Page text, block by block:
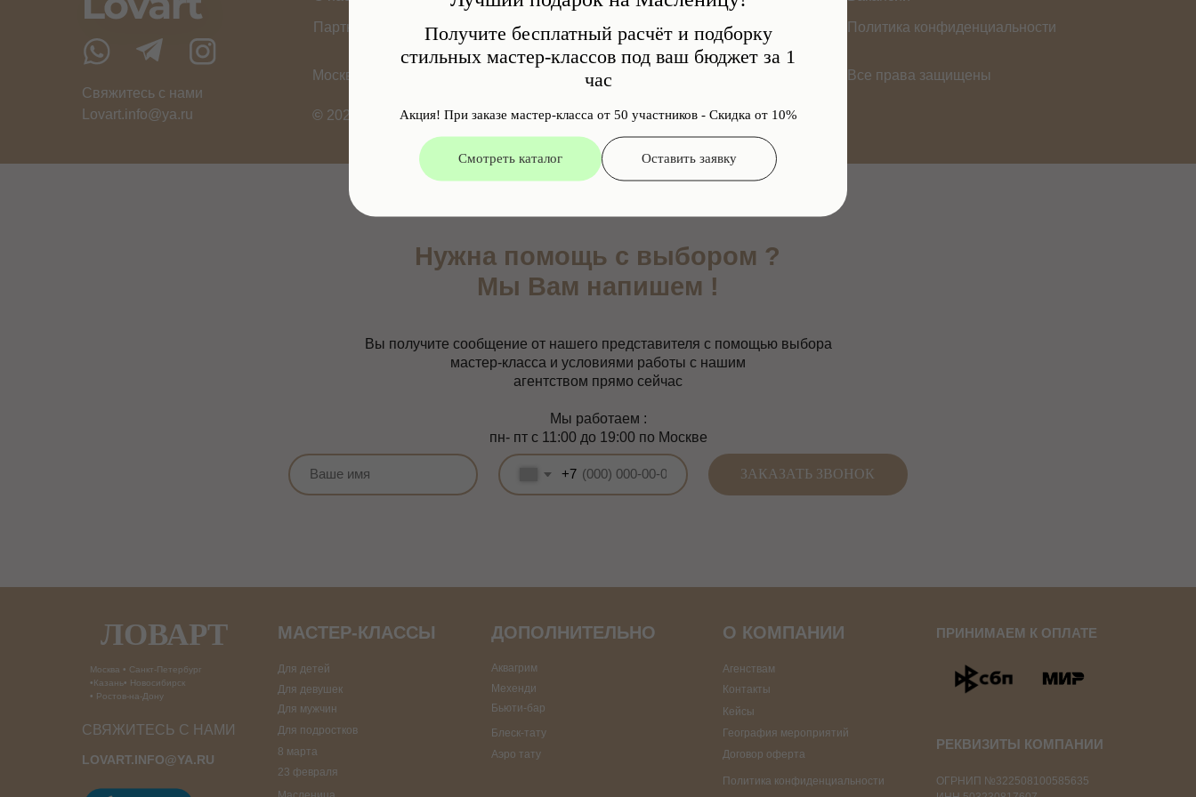
Москва
Партнерам Акции Политика конфиденциальности
Контакты
Свяжитесь с нами
Lovart.info@ya.ru
© 2024 «LOVART» Выездные мастер-классы в Москве и МО
Санкт-Петербург Все права защищены
Вы получите сообщение от нашего представителя с помощью выбора
пн- пт с 11:00 до 19:00 по Москве
+7 ЗАКАЗАТЬ ЗВОНОК
Мы Вам напишем !
ЛОВАРТ
Москва • Санкт-Петербург
•Казань• Новосибирск
• Ростов-на-Дону
СВЯЖИТЕСЬ С НАМИ
РЕКВИЗИТЫ КОМПАНИИ
ПРИНИМАЕМ К ОПЛАТЕ
О КОМПАНИИ
ДОПОЛНИТЕЛЬНО
МАСТЕР-КЛАССЫ
Политика конфиденциальности
Договор оферта
География мероприятий
Кейсы
Контакты
Агенствам
Аэро тату
Блеск-тату
Бьюти-бар
Мехенди
ОГРНИП №322508100585635
Аквагрим
23 февраля
8 марта
Для подростков
Для мужчин
Для девушек
Для детей
LOVART.INFO@YA.RU
Получите бесплатный расчёт и подборку
стильных мастер-классов под ваш бюджет за 1
час
Акция! При заказе мастер-класса от 50 участников - Скидка от 10%
Смотреть каталог Оставить заявку